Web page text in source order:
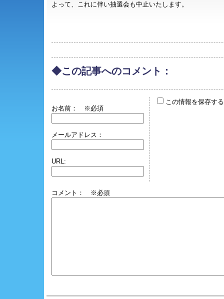
よって、これに伴い抽選会も中止いたします。
◆この記事へのコメント：
お名前： ※必須
メールアドレス：
URL:
この情報を保存する
コメント： ※必須